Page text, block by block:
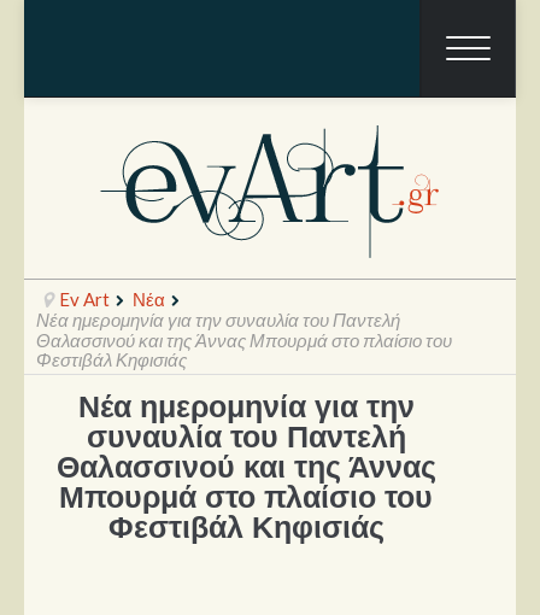
Ραπόρτο
Live & Συναυλίες
Θέατρο
Συνεντεύξεις
Ev Art
Νέα
Νέα ημερομηνία για την συναυλία του Παντελή
Θαλασσινού και της Άννας Μπουρμά στο πλαίσιο του
Φεστιβάλ Κηφισιάς
Νέα ημερομηνία για την
συναυλία του Παντελή
Θαλασσινού και της Άννας
Μπουρμά στο πλαίσιο του
Φεστιβάλ Κηφισιάς